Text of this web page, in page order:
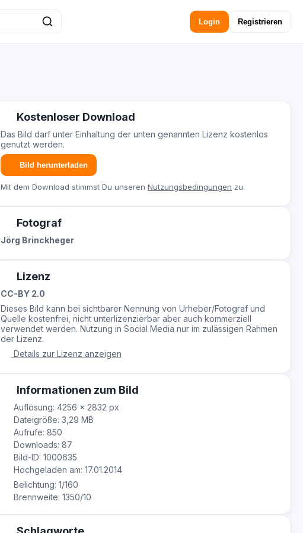
Login Registrieren
Kostenloser Download
Das Bild darf unter Einhaltung der unten genannten Lizenz kostenlos
genutzt werden.
Bild herunterladen
Mit dem Download stimmst Du unserenNutzungsbedingungen zu.
Fotograf
Jörg Brinckheger
Lizenz
CC-BY 2.0
Dieses Bild kann bei sichtbarer Nennung von Urheber/Fotograf und
Quelle kostenfrei, nicht unterlizenzierbar aber auch kommerziell
verwendet werden. Nutzung in Social Media nur im zulässigen Rahmen
der Lizenz.
Details zur Lizenz anzeigen
Informationen zum Bild
Auflösung: 4256 × 2832 px
Dateigröße: 3,29 MB
Aufrufe: 850
Downloads: 87
Bild-ID: 1000635
Hochgeladen am: 17.01.2014
Belichtung: 1/160
Brennweite: 1350/10